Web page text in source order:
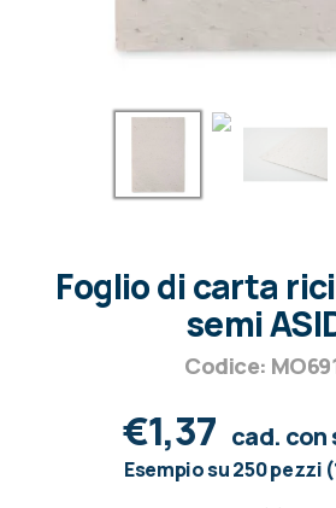
Foglio di carta
semi
Codice:
€1,37 cad. con
Esempio su 250 pezzi